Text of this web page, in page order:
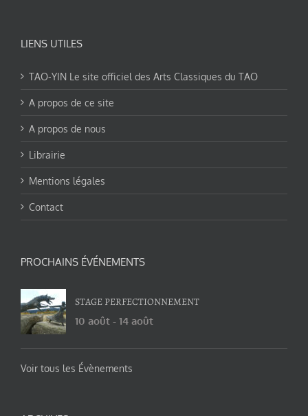
LIENS UTILES
TAO-YIN Le site officiel des Arts Classiques du TAO
A propos de ce site
A propos de nous
Librairie
Mentions légales
Contact
PROCHAINS ÉVÉNEMENTS
STAGE PERFECTIONNEMENT
10 août - 14 août
Voir tous les Évènements